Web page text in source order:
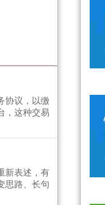
协议，以缴
，这种交易
新表述，有
思路、长句